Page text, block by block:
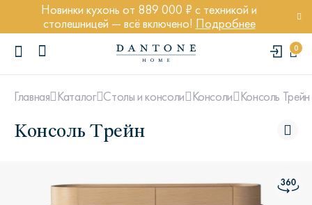
Новинки кухонь от 889 000 ₽ с техникой и
столешницей — всё включено! Подробнее
0
ПОПУЛЯРНЫЕ ЗАПРОСЫ
Главная Каталог Столы и консоли Консоли Консоль Трейн
Консоль Трейн